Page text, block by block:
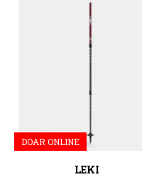
DOAR ONLINE
LEKI